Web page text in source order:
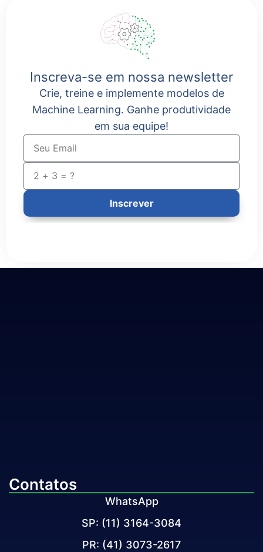
Inscreva-se em nossa newsletter
Crie, treine e implemente modelos de
Machine Learning. Ganhe produtividade
em sua equipe!
Inscrever
Contatos
WhatsApp
SP: (11) 3164-3084
PR: (41) 3073-2617